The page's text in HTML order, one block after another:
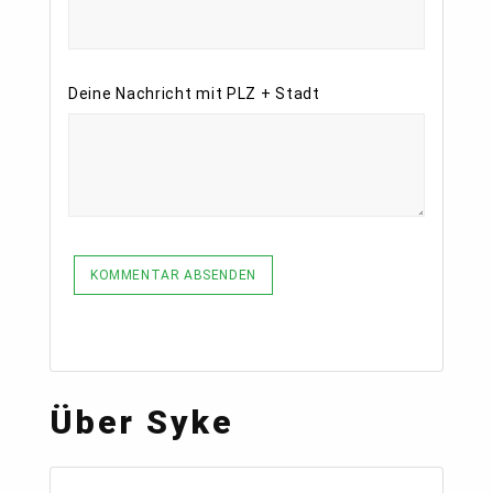
Deine Nachricht mit PLZ + Stadt
KOMMENTAR ABSENDEN
Über Syke